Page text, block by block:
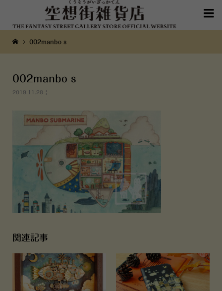

002manbo s
002manbo s
2019.11.28
関連記事